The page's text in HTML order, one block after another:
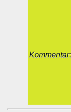
Kommentar: